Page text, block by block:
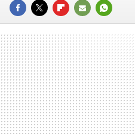
FACEBOOK
TWITTERFLIPBOARD
E-
MAIL